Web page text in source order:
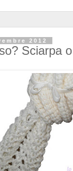
2012
Sciarpa